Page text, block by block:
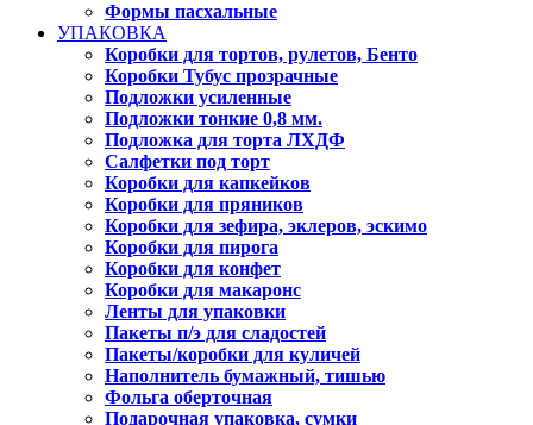
Формы пасхальные
УПАКОВКА
Коробки для тортов, рулетов, Бенто
Коробки Тубус прозрачные
Подложки усиленные
Подложки тонкие 0,8 мм.
Подложка для торта ЛХДФ
Салфетки под торт
Коробки для капкейков
Коробки для пряников
Коробки для зефира, эклеров, эскимо
Коробки для пирога
Коробки для конфет
Коробки для макаронс
Ленты для упаковки
Пакеты п/э для сладостей
Пакеты/коробки для куличей
Наполнитель бумажный, тишью
Фольга оберточная
Подарочная упаковка, сумки